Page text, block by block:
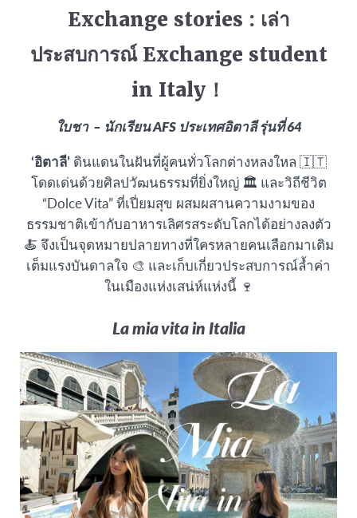
Exchange stories : เล่า
ประสบการณ์ Exchange student
in Italy ！
ใบชา – นักเรียน AFS ประเทศอิตาลี รุ่นที่ 64
‘อิตาลี’ ดินแดนในฝันที่ผู้คนทั่วโลกต่างหลงใหล 🇮🇹
โดดเด่นด้วยศิลปวัฒนธรรมที่ยิ่งใหญ่ 🏛️ และวิถีชีวิต
“Dolce Vita” ที่เปี่ยมสุข ผสมผสานความงามของ
ธรรมชาติเข้ากับอาหารเลิศรสระดับโลกได้อย่างลงตัว
🍝 จึงเป็นจุดหมายปลายทางที่ใครหลายคนเลือกมาเติม
เต็มแรงบันดาลใจ 🎨 และเก็บเกี่ยวประสบการณ์ล้ำค่า
ในเมืองแห่งเสน่ห์แห่งนี้ 🍷
La mia vita in Italia